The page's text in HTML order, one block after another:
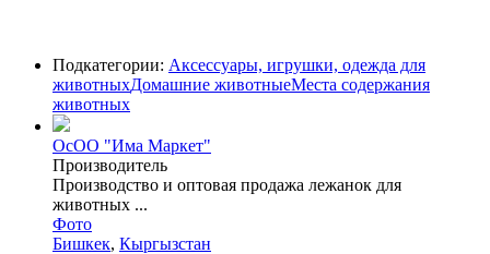
Подкатегории: Аксессуары, игрушки, одежда для
животныхДомашние животныеМеста содержания
животных
ОсОО "Има Маркет"
Производитель
Производство и оптовая продажа лежанок для
животных ...
Фото
Бишкек, Кыргызстан